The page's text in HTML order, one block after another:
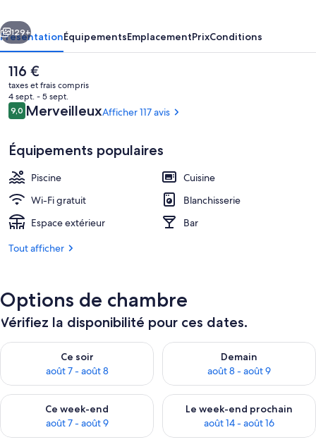
Appartement Supérieur, 1 chambre,
Suivant
129+
PrésentationÉquipementsEmplacementPrixConditions
Le
prix
actuel
est
de
116 €
taxes et frais compris
4 sept. - 5 sept.
Avis
voyageurs
9,09,0 sur 10
MerveilleuxAfficher 117 avis
Équipements populaires
Piscine
Cuisine
Wi-Fi gratuit
Blanchisserie
Espace extérieur
Bar
Tout afficher
Options de chambre
Vérifiez la disponibilité pour ces dates.
Ce soir
août 7 - août 8
Vérifier la disponibilité pour ce soir août 7 - août 8
Demain
août 8 - août 9
Vérifier la disponibilité pour
Ce week-end
août 7 - août 9
Vérifier la disponibilité pour ce week-end août 7 - août 9
Le week-end prochain
août 14 - août 16
Vérifier la disponibilité pour